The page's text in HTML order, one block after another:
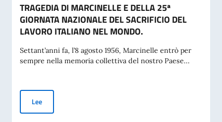
TRAGEDIA DI MARCINELLE E DELLA 25ª
GIORNATA NAZIONALE DEL SACRIFICIO DEL
LAVORO ITALIANO NEL MONDO.
Settant’anni fa, l’8 agosto 1956, Marcinelle entrò per
sempre nella memoria collettiva del nostro Paese...
LeeMESSAGGIO DEL VICE PRESIDENTE DEL CONSIGLIO DEI